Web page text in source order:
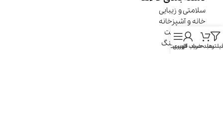
سلامتی و زیبایی
خانه و آشپزخانه
موبایل و تبلت
سفر و کمپینگ
سبد خرید
حساب کاربری
فهرست